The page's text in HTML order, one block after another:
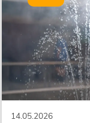
künstlichen
Ebenfalls
sowie Palmwedel
Girlanden,
eignen sich
von Praxis-
14.05.2026